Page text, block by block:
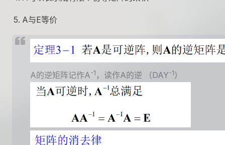
A与E等价
A的逆矩阵记作A-1 ，读作A的逆 （DAY-1）